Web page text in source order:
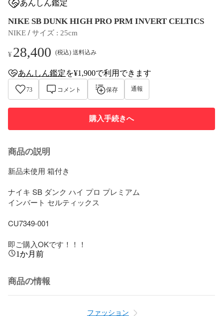
あんしん鑑定
NIKE SB DUNK HIGH PRO PRM INVERT CELTICS
NIKE / サイズ : 25cm
¥28,400 (税込) 送料込み
anshin-appraisal-tag
あんしん鑑定を¥1,900で利用できます
73 コメント 保存 通報
購入手続きへ
商品の説明
新品未使用 箱付き
ナイキ SB ダンク ハイ プロ プレミアム
インバート セルティックス
CU7349-001
即ご購入OKです！！！
1か月前
商品の情報
ファッション